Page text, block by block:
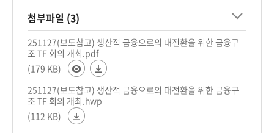
첨부파일 (3)
251127(보도참고) 생산적 금융으로의 대전환을 위한 금융구
조 TF 회의 개최.pdf
(179 KB)
251127(보도참고) 생산적 금융으로의 대전환을 위한 금융구
조 TF 회의 개최.hwp
(112 KB)